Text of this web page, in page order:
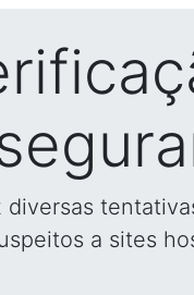
diversas
a sites